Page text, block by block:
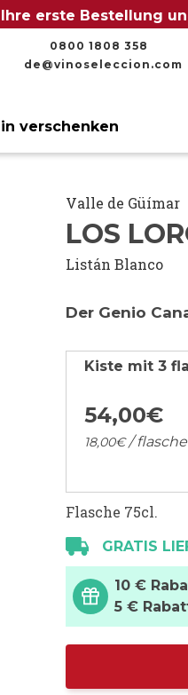
Ihre erste Bestellung
0800 1808 358
de@vinoseleccion.com
verschenken
Valle de Güímar
LOS
Listán Blanco
Der Genio
Kiste mit 3
54,00€
18,00€/ flasche
Flasche 75cl.
GRATIS
10 €
5 €